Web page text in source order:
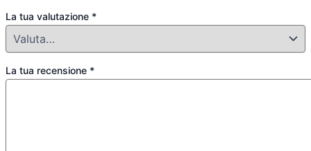
La tua valutazione *
La tua recensione *